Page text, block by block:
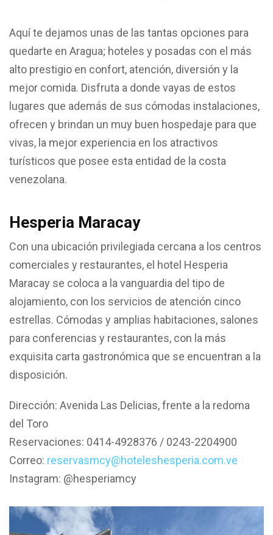
Aquí te dejamos unas de las tantas opciones para
quedarte en Aragua; hoteles y posadas con el más
alto prestigio en confort, atención, diversión y la
mejor comida. Disfruta a donde vayas de estos
lugares que además de sus cómodas instalaciones,
ofrecen y brindan un muy buen hospedaje para que
vivas, la mejor experiencia en los atractivos
turísticos que posee esta entidad de la costa
venezolana.
Hesperia Maracay
Con una ubicación privilegiada cercana a los centros
comerciales y restaurantes, el hotel Hesperia
Maracay se coloca a la vanguardia del tipo de
alojamiento, con los servicios de atención cinco
estrellas. Cómodas y amplias habitaciones, salones
para conferencias y restaurantes, con la más
exquisita carta gastronómica que se encuentran a la
disposición.
Dirección: Avenida Las Delicias, frente a la redoma
del Toro
Reservaciones: 0414-4928376 / 0243-2204900
Correo: reservasmcy@hoteleshesperia.com.ve
Instagram: @hesperiamcy